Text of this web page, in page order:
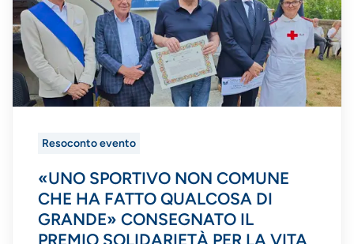
Resoconto evento
«UNO SPORTIVO NON COMUNE
CHE HA FATTO QUALCOSA DI
GRANDE» CONSEGNATO IL
PREMIO SOLIDARIETÀ PER LA VITA